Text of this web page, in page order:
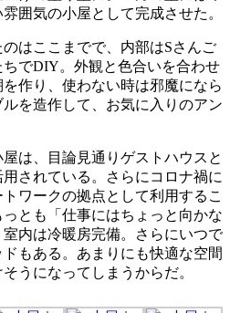
囲気の小屋として完成させた。
のはここまでで、内部はSさんご
でDIY。外観と色合いを合わせ
作り、使わない時は邪魔になら
を造作して、お気に入りのアン
は、目論見通りゲストハウスと
されている。さらにコロナ禍に
ワークの拠点として利用するこ
とも「仕事にはちょっと向かな
内は冷暖房完備。さらにいつで
もある。あまりにも快適な空間
うになってしまうからだ。